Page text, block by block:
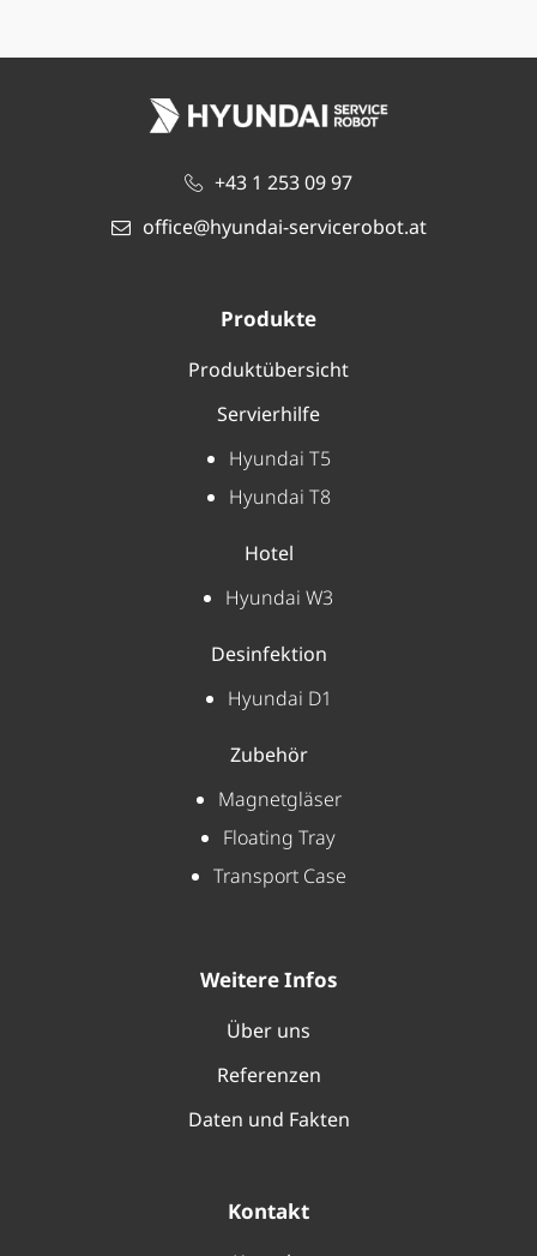
+43 1 253 09 97
office@hyundai-servicerobot.at
Produkte
Produktübersicht
Servierhilfe
Hyundai T5
Hyundai T8
Hotel
Hyundai W3
Desinfektion
Hyundai D1
Zubehör
Magnetgläser
Floating Tray
Transport Case
Weitere Infos
Über uns
Referenzen
Daten und Fakten
Kontakt